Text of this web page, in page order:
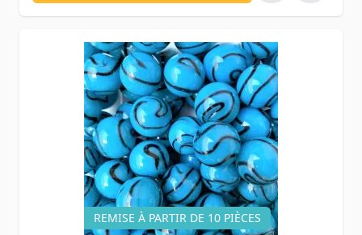
REMISE À PARTIR DE 10 PIÈCES